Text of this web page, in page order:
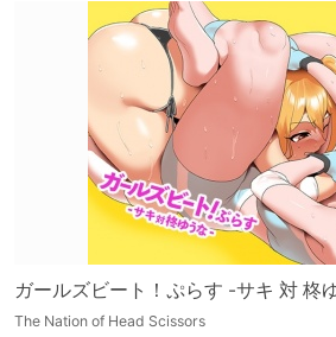
ガールズビート！ぷらす -サキ 対 柊
The Nation of Head Scissors